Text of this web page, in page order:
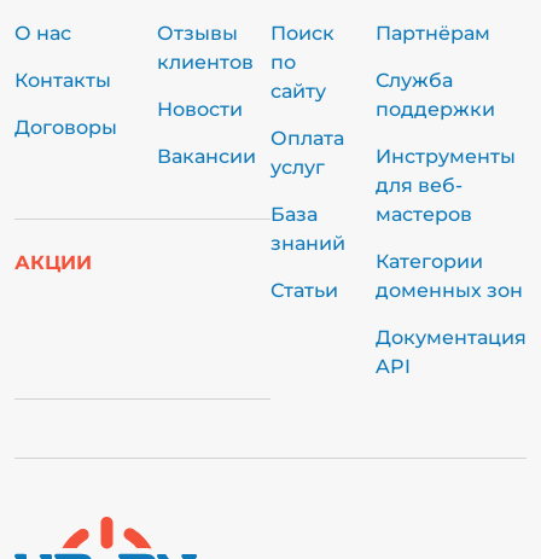
О нас
Контакты
Договоры
Отзывы
клиентов
Новости
Вакансии
АКЦИИ
Поиск
по
сайту
Оплата
услуг
База
знаний
Статьи
Партнёрам
Служба
поддержки
Инструменты
для веб-
мастеров
Категории
доменных зон
Документация
API